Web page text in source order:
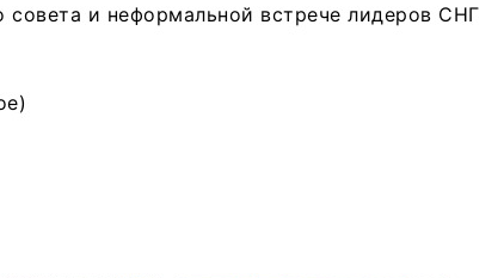
совета и неформальной встрече лидеров СНГ